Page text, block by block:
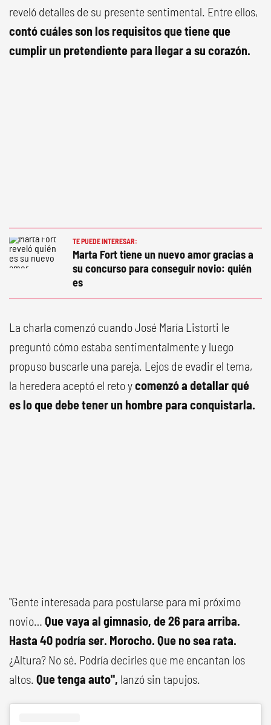
reveló detalles de su presente sentimental. Entre ellos,
contó cuáles son los requisitos que tiene que
cumplir un pretendiente para llegar a su corazón.
TE PUEDE INTERESAR:
Marta Fort tiene un nuevo amor gracias a
su concurso para conseguir novio: quién
es
La charla comenzó cuando José María Listorti le
preguntó cómo estaba sentimentalmente y luego
propuso buscarle una pareja. Lejos de evadir el tema,
la heredera aceptó el reto ycomenzó a detallar qué
es lo que debe tener un hombre para conquistarla.
"Gente interesada para postularse para mi próximo
novio… Que vaya al gimnasio, de 26 para arriba.
Hasta 40 podría ser. Morocho. Que no sea rata.
¿Altura? No sé. Podría decirles que me encantan los
altos. Que tenga auto", lanzó sin tapujos.